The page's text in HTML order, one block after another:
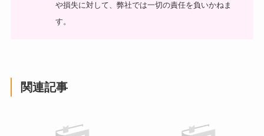
や損失に対して、弊社では一切の責任を負いかねま
す。
関連記事